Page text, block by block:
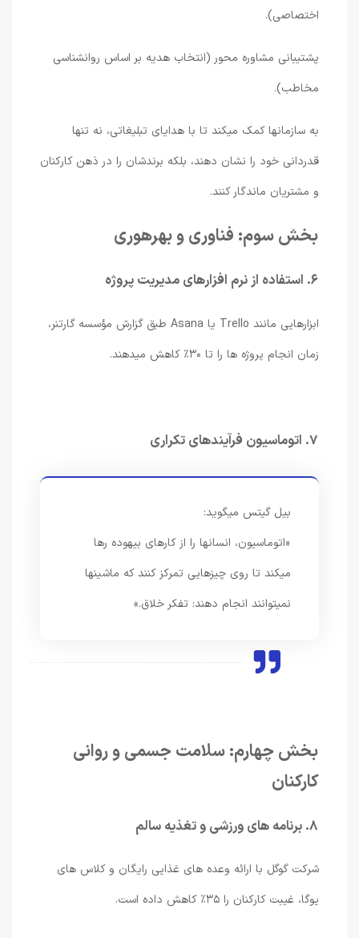
اختصاصی).
پشتیبانی مشاوره محور (انتخاب هدیه بر اساس روانشناسی
مخاطب).
به سازمانها کمک میکند تا با هدایای تبلیغاتی، نه تنها
قدردانی خود را نشان دهند، بلکه برندشان را در ذهن کارکنان
و مشتریان ماندگار کنند.
بخش سوم: فناوری و بهرهوری
ابزارهایی مانند Trello یا Asana طبق گزارش مؤسسه گارتنر،
زمان انجام پروژه ها را تا ۳۰٪ کاهش میدهند.
بیل گیتس میگوید:
«اتوماسیون، انسانها را از کارهای بیهوده رها
میکند تا روی چیزهایی تمرکز کنند که ماشینها
نمیتوانند انجام دهند: تفکر خلاق.»
بخش چهارم: سلامت جسمی و روانی
کارکنان
شرکت گوگل با ارائه وعده های غذایی رایگان و کلاس های
یوگا، غیبت کارکنان را ۳۵٪ کاهش داده است.